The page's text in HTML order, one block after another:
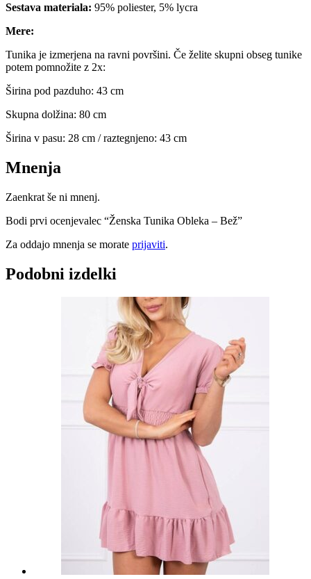
Sestava materiala: 95% poliester, 5% lycra
Mere:
Tunika je izmerjena na ravni površini. Če želite skupni obseg tunike
potem pomnožite z 2x:
Širina pod pazduho: 43 cm
Skupna dolžina: 80 cm
Širina v pasu: 28 cm / raztegnjeno: 43 cm
Mnenja
Zaenkrat še ni mnenj.
Bodi prvi ocenjevalec “Ženska Tunika Obleka – Bež”
Za oddajo mnenja se morate prijaviti.
Podobni izdelki